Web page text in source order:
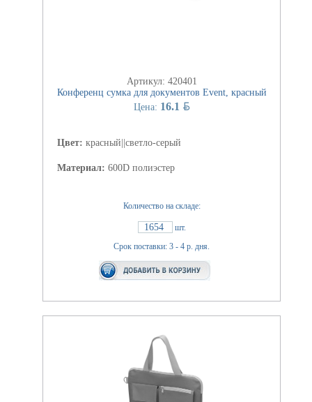
Артикул: 420401
Конференц сумка для документов Event, красный
Цена: 16.1 BYN
Цвет: красный||светло-серый
Материал: 600D полиэстер
Количество на складе:
1654
шт.
Срок поставки: 3 - 4 р. дня.